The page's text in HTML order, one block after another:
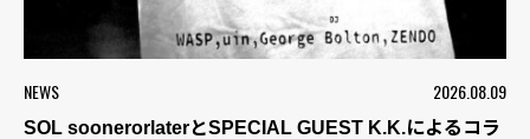
NEWS 2026.08.09
SOL soonerorlaterとSPECIAL GUEST K.K.によるコラ